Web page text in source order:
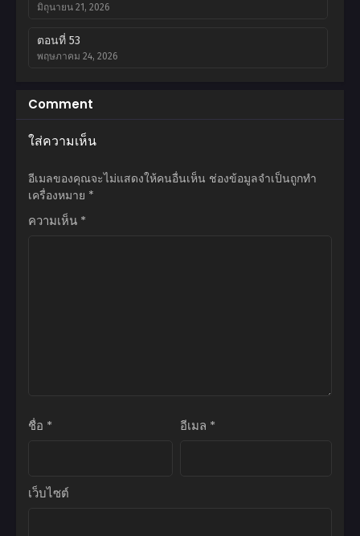
มิถุนายน 21, 2026
ตอนที่ 53
พฤษภาคม 24, 2026
พฤษภาคม 4, 2026
ตอนที่ 51
ตอนที่ 50
พฤษภาคม 4, 2026
ตอนที่ 45
พฤษภาคม 4, 2026
Comment
ใส่ความเห็น
อีเมลของคุณจะไม่แสดงให้คนอื่นเห็น ช่องข้อมูลจำเป็นถูกทำ
เครื่องหมาย *
ความเห็น *
ชื่อ * อีเมล *
เว็บไซต์